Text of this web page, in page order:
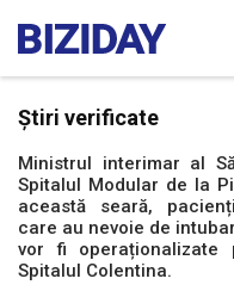
Știri verificate
Ministrul interimar al
Spitalul Modular de la
această seară,
care au nevoie de
vor fi operaționalizate
Spitalul Colentina.